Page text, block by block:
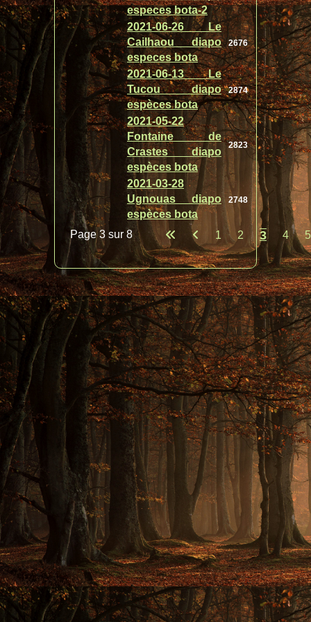
especes bota-2
2021-06-26 Le
Cailhaou diapo
especes bota
2676
2021-06-13 Le
Tucou diapo
espèces bota
2874
2021-05-22
Fontaine de
Crastes diapo
espèces bota
2823
2021-03-28
Ugnouas diapo
espèces bota
2748
Page 3 sur 8 1 2 3 4 5